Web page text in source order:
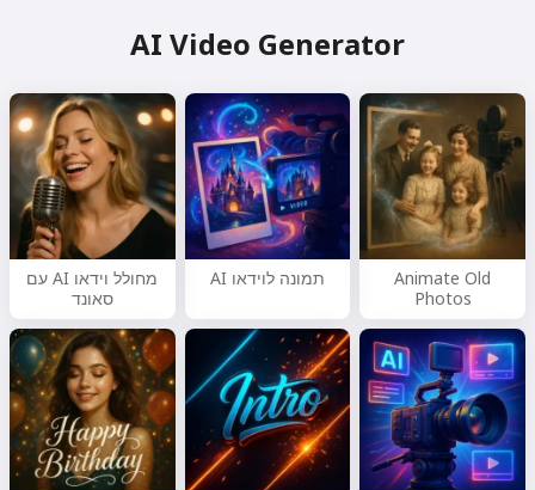
AI Video Generator
Animate Old
Photos
תמונה לוידאו AI מחולל וידאו AI עם
סאונד